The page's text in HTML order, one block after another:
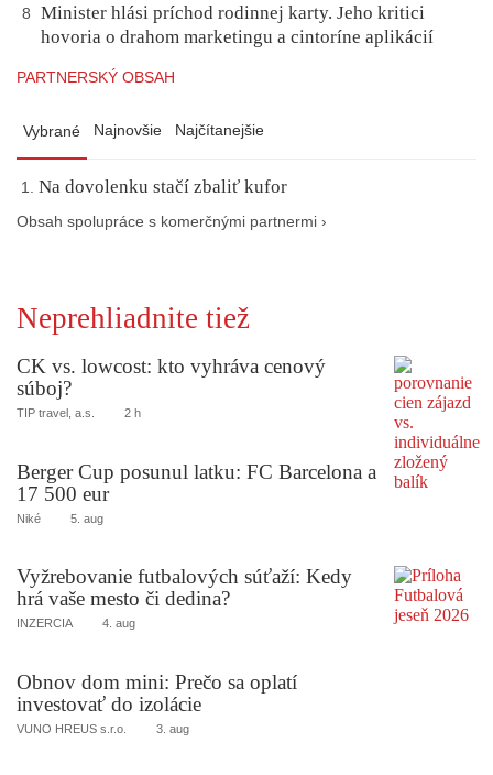
8
Minister hlási príchod rodinnej karty. Jeho kritici
hovoria o drahom marketingu a cintoríne aplikácií
PARTNERSKÝ OBSAH
Vybrané Najnovšie Najčítanejšie
Na dovolenku stačí zbaliť kufor
Obsah spolupráce s komerčnými partnermi ›
Neprehliadnite tiež
CK vs. lowcost: kto vyhráva cenový
súboj?
TIP travel, a.s. 2 h
Berger Cup posunul latku: FC Barcelona a
17 500 eur
Niké 5. aug
Vyžrebovanie futbalových súťaží: Kedy
hrá vaše mesto či dedina?
INZERCIA 4. aug
Obnov dom mini: Prečo sa oplatí
investovať do izolácie
VUNO HREUS s.r.o. 3. aug